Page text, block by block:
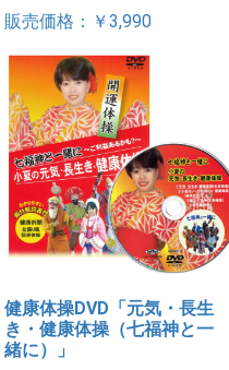
販売価格：￥3,990
健康体操DVD「元気・長生
き・健康体操（七福神と一
緒に）」